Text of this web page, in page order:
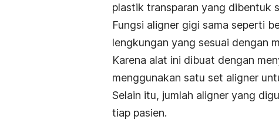
plastik transparan yang dibentuk
Fungsi aligner gigi sama seperti
lengkungan yang sesuai dengan
Karena alat ini dibuat dengan
menggunakan satu set aligner
Selain itu, jumlah aligner yang
tiap pasien.